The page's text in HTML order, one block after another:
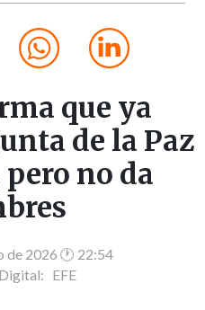
que ya
de la Paz
pero no da
de 2026 🕐 22:54
EFE